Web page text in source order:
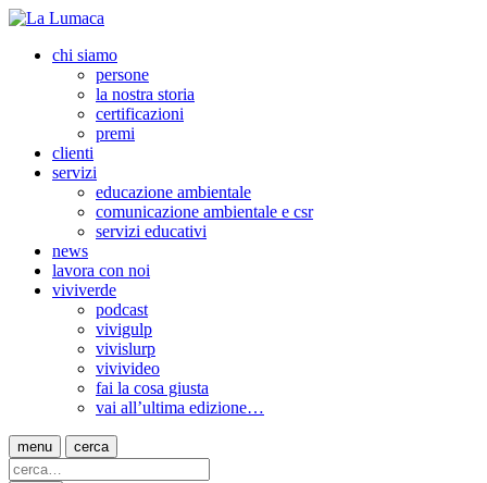
chi siamo
persone
la nostra storia
certificazioni
premi
clienti
servizi
educazione ambientale
comunicazione ambientale e csr
servizi educativi
news
lavora con noi
viviverde
podcast
vivigulp
vivislurp
vivivideo
fai la cosa giusta
vai all’ultima edizione…
menu cerca